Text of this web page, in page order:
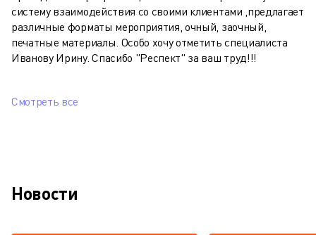
систему взаимодействия со своими клиентами ,предлагает
различные форматы мероприятия, очный, заочный,
печатные материалы. Особо хочу отметить специалиста
Иванову Ирину. Спасибо "Респект" за ваш труд!!!
Смотреть все
Новости